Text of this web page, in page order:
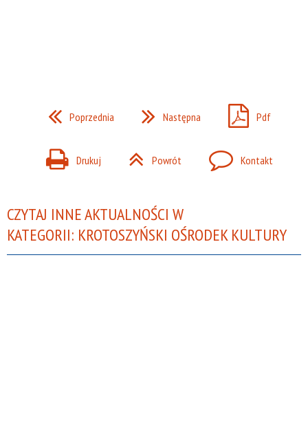
Poprzednia Następna Pdf
Drukuj Powrót Kontakt
CZYTAJ INNE AKTUALNOŚCI W
KATEGORII: KROTOSZYŃSKI OŚRODEK KULTURY